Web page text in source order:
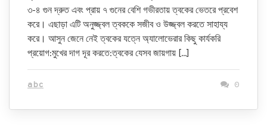
৩-৪ গুন দ্রুত এবং প্রায় ৭ গুনের বেশি গভীরতায় ত্বকের ভেতরে প্রবেশ
করে। এছাড়া এটি অনুজ্জ্বল ত্বককে সজীব ও উজ্জ্বল করতে সাহায্য
করে। আসুন জেনে নেই ত্বকের যত্নে অ্যালোভেরার কিছু কার্যকরি
প্রয়োগ:মুখের দাগ দূর করতে:ত্বকের যেসব জায়গায় […]
abc 0